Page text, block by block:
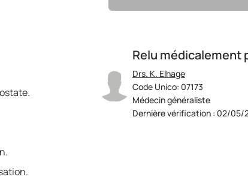
Relu médicalement
Drs. K. Elhage
Code Unico: 07173
Médecin généraliste
Dernière vérification : 02/05/